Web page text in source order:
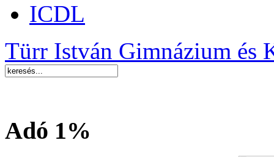
ICDL
Türr István Gimnázium és
Adó 1%